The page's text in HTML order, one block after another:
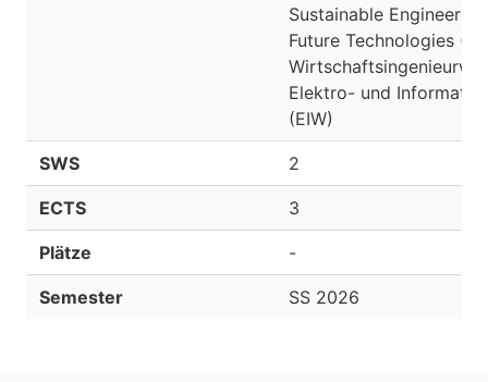
Sustainable
Future Technologies
Elektro- und
(EIW)
SWS 2
ECTS 3
Plätze -
Semester SS 2026